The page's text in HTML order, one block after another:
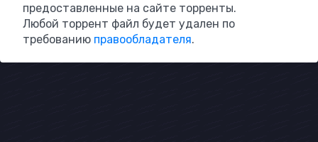
предоставленные на сайте торренты.
Любой торрент файл будет удален по
требованию правообладателя.